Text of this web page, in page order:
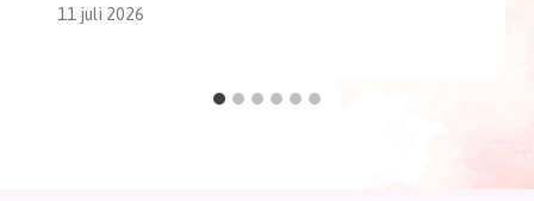
11 juli 2026